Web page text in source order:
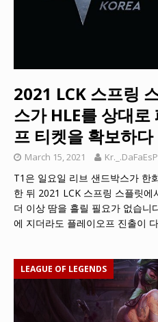
2021 LCK 스프링
스가 HLE를 상대
프 티켓을 확보하다
March 15, 2021
T1은 일요일 리브 샌드박스가 한
한 뒤 2021 LCK 스프링 스플릿
더 이상 땀을 흘릴 필요가 없습니
에 지더라도 플레이오프 진출이
LEAGUE OF LEGENDS